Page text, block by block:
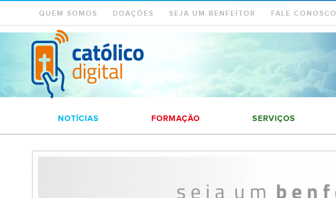
QUEM SOMOS DOAÇÕES SEJA UM BENFEITOR FALE CONOSCO
NOTÍCIAS FORMAÇÃO SERVIÇOS